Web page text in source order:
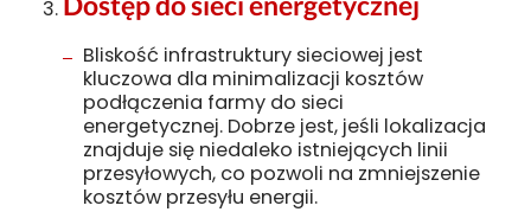
Bliskość infrastruktury sieciowej jest
kluczowa dla minimalizacji kosztów
podłączenia farmy do sieci
energetycznej. Dobrze jest, jeśli lokalizacja
znajduje się niedaleko istniejących linii
przesyłowych, co pozwoli na zmniejszenie
kosztów przesyłu energii.